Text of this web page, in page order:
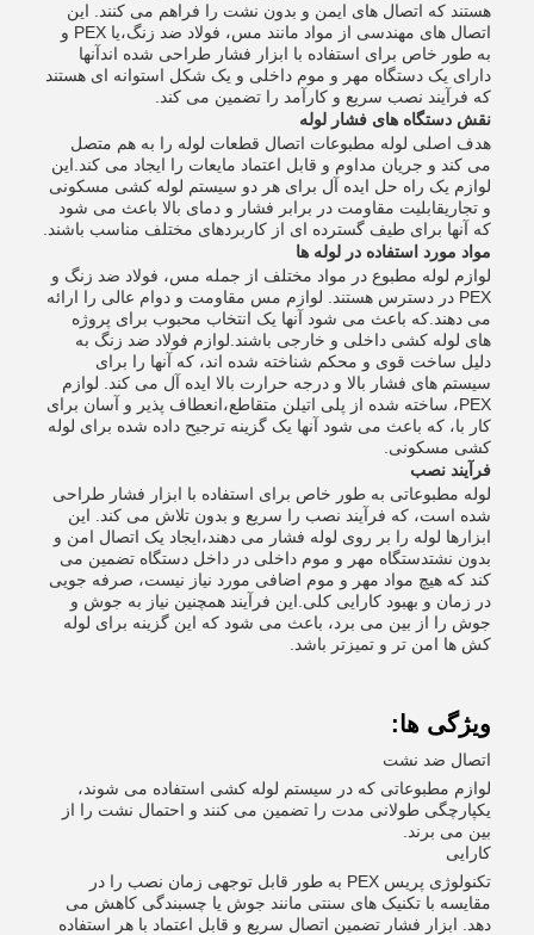
هستند که اتصال های ایمن و بدون نشت را فراهم می کنند. این
اتصال های مهندسی از مواد مانند مس، فولاد ضد زنگ،یا PEX و
به طور خاص برای استفاده با ابزار فشار طراحی شده اندآنها
دارای یک دستگاه مهر و موم داخلی و یک شکل استوانه ای هستند
که فرآیند نصب سریع و کارآمد را تضمین می کند.
نقش دستگاه های فشار لوله
هدف اصلی لوله مطبوعات اتصال قطعات لوله را به هم متصل
می کند و جریان مداوم و قابل اعتماد مایعات را ایجاد می کند.این
لوازم یک راه حل ایده آل برای هر دو سیستم لوله کشی مسکونی
و تجاریقابلیت مقاومت در برابر فشار و دمای بالا باعث می شود
که آنها برای طیف گسترده ای از کاربردهای مختلف مناسب باشند.
مواد مورد استفاده در لوله ها
لوازم لوله مطبوع در مواد مختلف از جمله مس، فولاد ضد زنگ و
PEX در دسترس هستند. لوازم مس مقاومت و دوام عالی را ارائه
می دهند.که باعث می شود آنها یک انتخاب محبوب برای پروژه
های لوله کشی داخلی و خارجی باشند.لوازم فولاد ضد زنگ به
دلیل ساخت قوی و محکم شناخته شده اند، که آنها را برای
سیستم های فشار بالا و درجه حرارت بالا ایده آل می کند. لوازم
PEX، ساخته شده از پلی اتیلن متقاطع،انعطاف پذیر و آسان برای
کار با، که باعث می شود آنها یک گزینه ترجیح داده شده برای لوله
کشی مسکونی.
فرآیند نصب
لوله مطبوعاتی به طور خاص برای استفاده با ابزار فشار طراحی
شده است، که فرآیند نصب را سریع و بدون تلاش می کند. این
ابزارها لوله را بر روی لوله فشار می دهند،ایجاد یک اتصال امن و
بدون نشتدستگاه مهر و موم داخلی در داخل دستگاه تضمین می
کند که هیچ مواد مهر و موم اضافی مورد نیاز نیست، صرفه جویی
در زمان و بهبود کارایی کلی.این فرآیند همچنین نیاز به جوش و
جوش را از بین می برد، باعث می شود که این گزینه برای لوله
کش ها امن تر و تمیزتر باشد.
ویژگی ها:
اتصال ضد نشت
لوازم مطبوعاتی که در سیستم لوله کشی استفاده می شوند،
یکپارچگی طولانی مدت را تضمین می کنند و احتمال نشت را از
بین می برند.
کارایی
تکنولوژی پریس PEX به طور قابل توجهی زمان نصب را در
مقایسه با تکنیک های سنتی مانند جوش یا چسبندگی کاهش می
دهد. ابزار فشار تضمین اتصال سریع و قابل اعتماد با هر استفاده